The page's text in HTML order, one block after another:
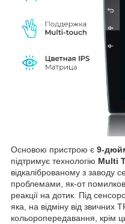
Основою пристрою є 9-
підтримує технологію Multi
відкаліброваному з заводу
проблемами, як-от
реакції на дотик. Під
яка, на відміну від звичних
кольоропередавання, крім